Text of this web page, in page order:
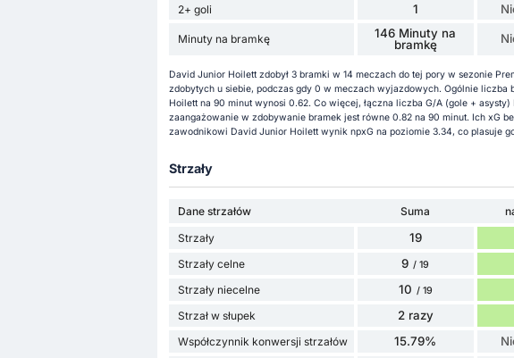
2+ goli 1
Minuty na bramkę
146 Minuty na
bramkę
David Junior Hoilett zdobył 3 bramki w 14 meczach do tej pory w sezonie
zdobytych u siebie, podczas gdy 0 w meczach wyjazdowych. Ogólnie liczba
Hoilett na 90 minut wynosi 0.62. Co więcej, łączna liczba G/A (gole +
zaangażowanie w zdobywanie bramek jest równe 0.82 na 90 minut. Ich xG
zawodnikowi David Junior Hoilett wynik npxG na poziomie 3.34, co plasuje
Strzały
Dane strzałów Suma
Strzały
19
Strzały celne 9 / 19
Strzały niecelne 10 / 19
Strzał w słupek 2 razy
Współczynnik konwersji strzałów 15.79%